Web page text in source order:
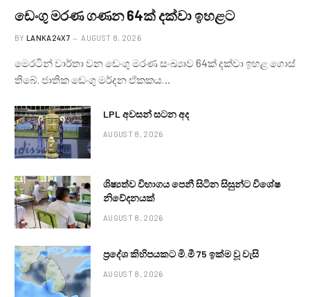
ඩෙංගු මරණ ගණන 64ක් දක්වා ඉහළට
BY LANKA24X7 AUGUST 8, 2026
මෙරටින් වාර්තා වන ඩෙංගු මරණ සංඛ්‍යාව 64ක් දක්වා ඉහළ ගොස්
තිබේ. ජාතික ඩෙංගු මර්දන ඒකකය…
LPL අවසන් සටන අද
AUGUST 8, 2026
ශිෂ්‍යත්ව විභාගය පෙනී සිටින සිසුන්ට විශේෂ
නිවේදනයක්
AUGUST 8, 2026
ප්‍රදේශ කිහිපයකට මි.මී 75 ඉක්ම වූ වැසි
AUGUST 8, 2026